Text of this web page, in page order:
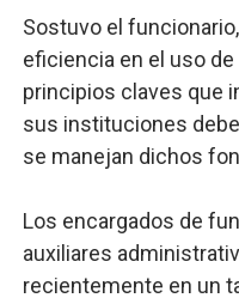
Sostuvo el
eficiencia en el uso
principios claves que
sus instituciones
se manejan dichos
Los encargados de
auxiliares
recientemente en un